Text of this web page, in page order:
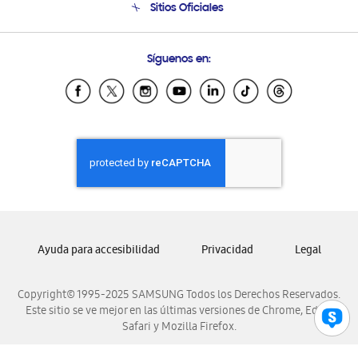
Condiciones de Compra
Soporte vía eMail
Sitios Oficiales
Samsung Ecuador
Samsung El Salvador
Samsung Honduras
Samsung Nicaragua
Samsung Panamá
Samsung Venezuela
Síguenos en:
Copyright© 1995-2025 SAMSUNG Todos los Derechos Reservados.
Este sitio se ve mejor en las últimas versiones de Chrome, Edge,
Safari y Mozilla Firefox.
Ayuda para accesibilidad Privacidad Legal